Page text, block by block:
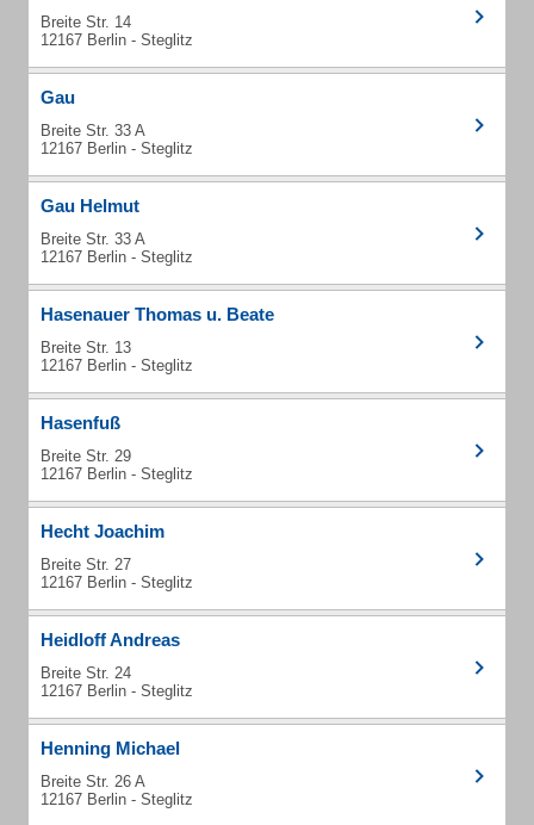
Breite Str. 14
12167 Berlin - Steglitz
Gau
Breite Str. 33 A
12167 Berlin - Steglitz
Gau Helmut
Breite Str. 33 A
12167 Berlin - Steglitz
Hasenauer Thomas u. Beate
Breite Str. 13
12167 Berlin - Steglitz
Hasenfuß
Breite Str. 29
12167 Berlin - Steglitz
Hecht Joachim
Breite Str. 27
12167 Berlin - Steglitz
Heidloff Andreas
Breite Str. 24
12167 Berlin - Steglitz
Henning Michael
Breite Str. 26 A
12167 Berlin - Steglitz